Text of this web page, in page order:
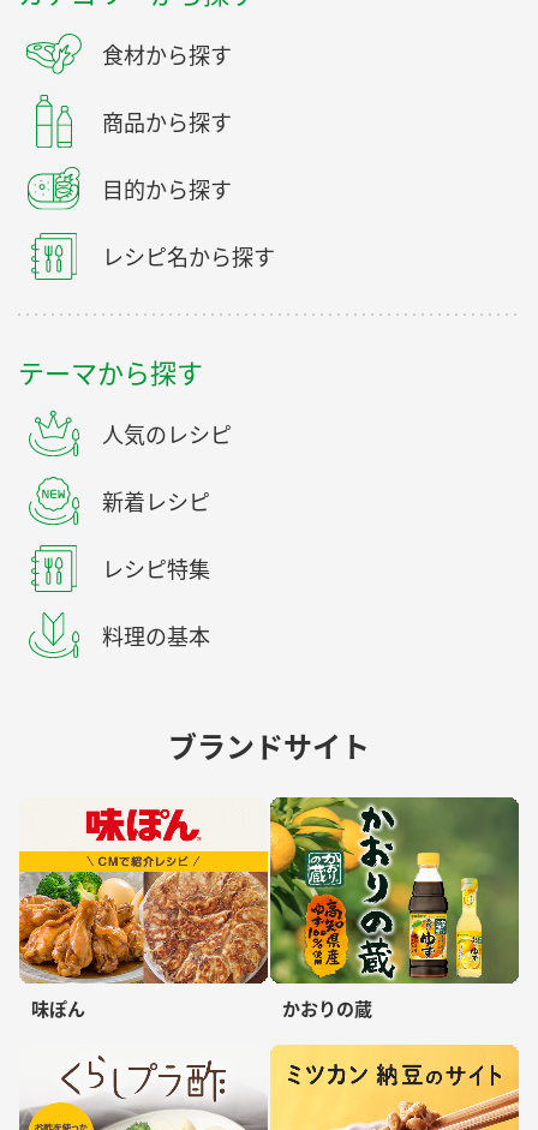
食材から探す
商品から探す
目的から探す
レシピ名から探す
テーマから探す
人気のレシピ
新着レシピ
レシピ特集
料理の基本
ブランドサイト
味ぽん かおりの蔵